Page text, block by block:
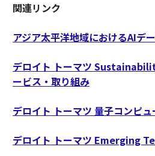
関連リンク
アジア太平洋地域におけるAIデ
デロイト トーマツ
ービス・取り組み
デロイト トーマツ 量子コンピ
デロイト トーマツ Emerging